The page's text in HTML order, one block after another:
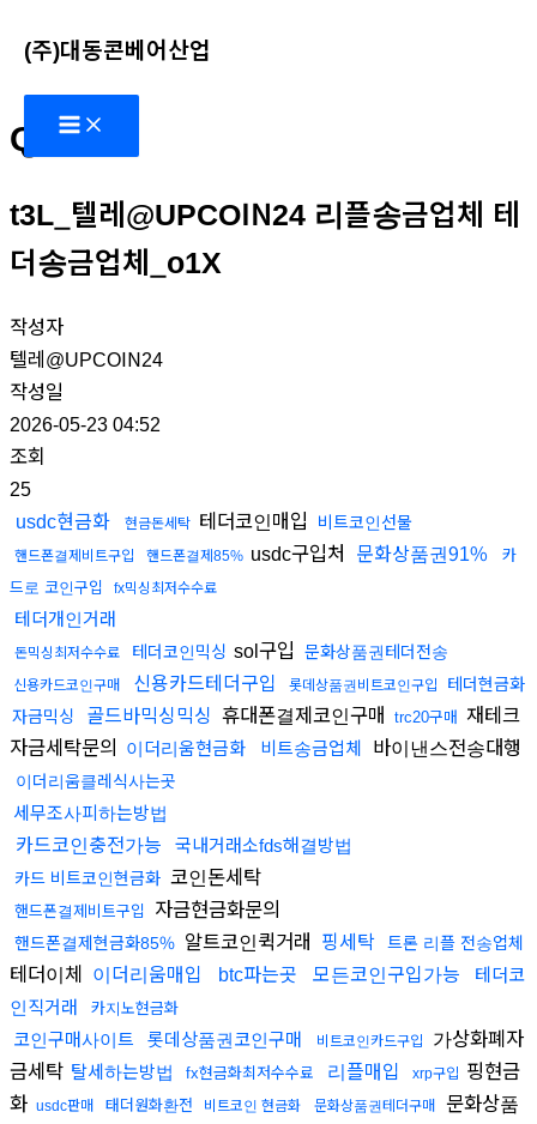
텐
건
뛰
기
(주)대동콘베어산업
Main
Menu
Q&A
t3L_텔레@UPCOIN24 리플송금업체 테
더송금업체_o1X
작성자
텔레@UPCOIN24
작성일
2026-05-23 04:52
조회
25
usdc현금화 현금돈세탁 테더코인매입 비트코인선물
핸드폰결제비트구입 핸드폰결제85% usdc구입처 문화상품권91%
카
드로 코인구입
fx믹싱최저수수료
테더개인거래
돈믹싱최저수수료 테더코인믹싱 sol구입 문화상품권테더전송
신용카드코인구매 신용카드테더구입 롯데상품권비트코인구입
테더현금화
자금믹싱
골드바믹싱믹싱 휴대폰결제코인구매 trc20구매 재테크
자금세탁문의
이더리움현금화 비트송금업체 바이낸스전송대행
이더리움클레식사는곳
세무조사피하는방법
카드코인충전가능
국내거래소fds해결방법
카드 비트코인현금화 코인돈세탁
핸드폰결제비트구입 자금현금화문의
핸드폰결제현금화85% 알트코인퀵거래 핑세탁 트론 리플 전송업체
테더이체 이더리움매입 btc파는곳 모든코인구입가능
테더코
인직거래
카지노현금화
코인구매사이트 롯데상품권코인구매 비트코인카드구입
가상화폐자
금세탁 탈세하는방법 fx현금화최저수수료 리플매입 xrp구입 핑현금
화 usdc판매 태더원화환전 비트코인 현금화 문화상품권테더구매
문화상품